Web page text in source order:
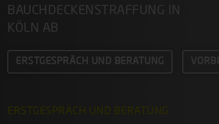
BAUCHDECKENSTRAFFUNG IN
KÖLN AB
ERSTGESPRÄCH UND BERATUNG
ERSTGESPRÄCH UND BERATUNG